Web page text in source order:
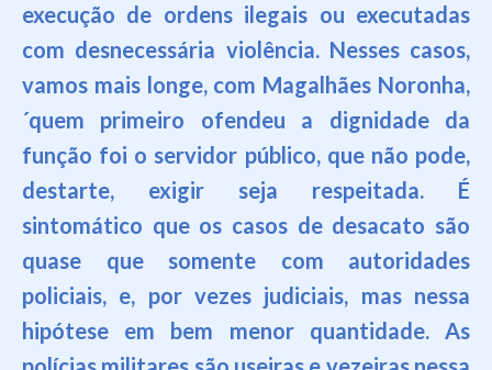
execução de ordens ilegais ou executadas
com desnecessária violência. Nesses casos,
vamos mais longe, com Magalhães Noronha,
´quem primeiro ofendeu a dignidade da
função foi o servidor público, que não pode,
destarte, exigir seja respeitada. É
sintomático que os casos de desacato são
quase que somente com autoridades
policiais, e, porvezes judiciais, mas nessa
hipótese em bem menor quantidade. As